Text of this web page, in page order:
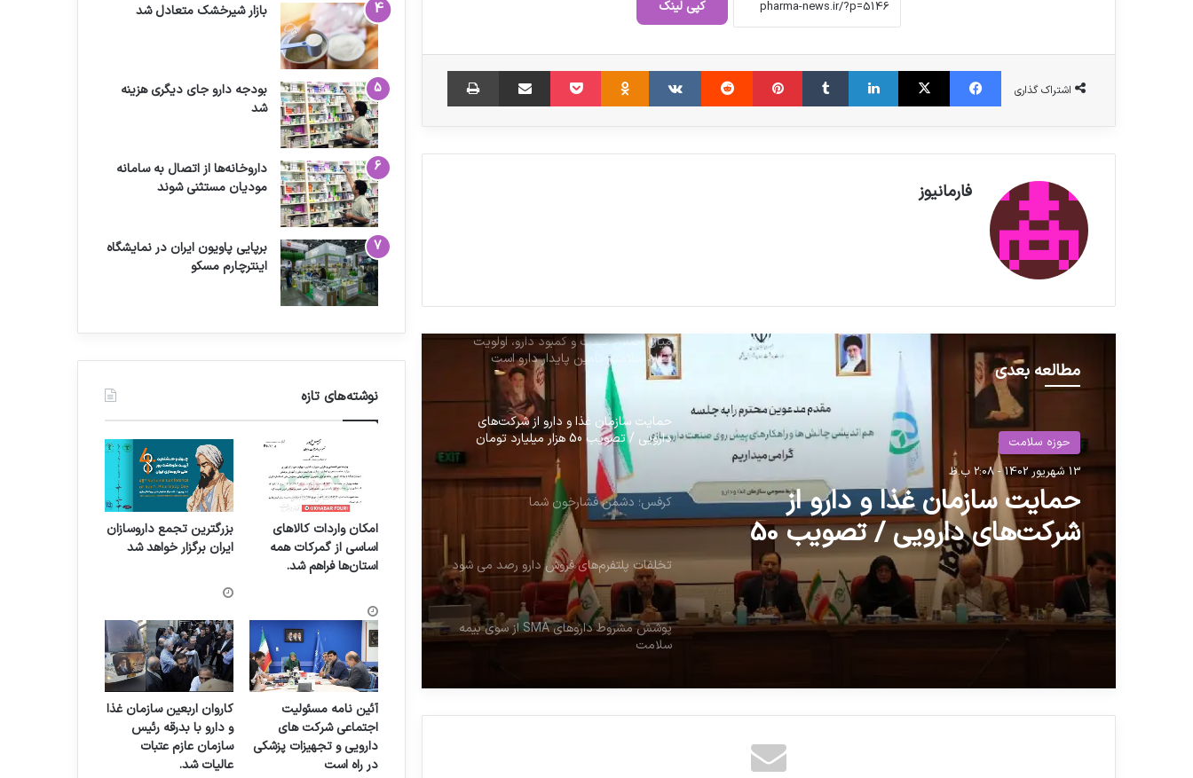
کپی لینک
اشتراک گذاری
فیس بوک X لینکدین ‫تامبلر ‫پین‌ترست ‫رددیت ‫VKontakte
‫Odnoklassniki پاکت اشتراک گذاری از طریق ایمیل
فارمانیوز
مطالعه بعدی
حوزه سلامت
13 شهریور 1402 - 2:08 ب.ظ
حمایت سازمان غذا و دارو از
شرکت‌های دارویی / تصویب 50
هزار میلیارد تومان تسهیلات بانکی
تسهیلات بانکی
کرفس؛ دشمن فشارخون شما
میان اصلاح قیمت و کمبود دارو، اولویت
نظام سلامت تأمین پایدار دارو است
حمایت سازمان غذا و دارو از شرکت‌های
دارویی / تصویب 50 هزار میلیارد تومان
تسهیلات بانکی
کرفس؛ دشمن فشارخون شما
تخلفات پلتفرم‌های فروش دارو رصد می شود
پوشش مشروط داروهای SMA از سوی بیمه
سلامت
بازار شیرخشک متعادل شد
بودجه دارو جای دیگری هزینه
شد
داروخانه‌ها از اتصال به سامانه
مودیان مستثنی شوند
برپایی پاویون ایران در نمایشگاه
اینترچارم مسکو
نوشته‌های تازه
امکان واردات کالاهای
اساسی از گمرکات همه
استان‌ها فراهم شد.
بزرگترین تجمع داروسازان
ایران برگزار خواهد شد
آئین نامه مسئولیت
اجتماعی شرکت های
دارویی و تجهیزات پزشکی
در راه است
کاروان اربعین سازمان غذا
و دارو با بدرقه رئیس
سازمان عازم عتبات
عالیات شد.